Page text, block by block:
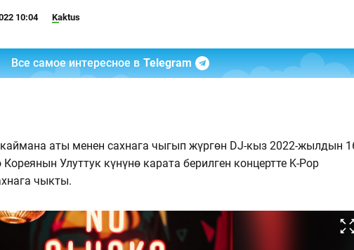
10:04 Kaktus
Все самое интересное в Telegram
аты менен сахнага чыгып жүргөн DJ-кыз 2022-жылдын
Улуттук күнүнө карата берилген концертте K-Pop
чыкты.